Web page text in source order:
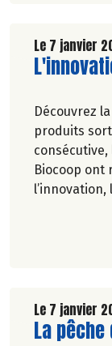
Le 7 janvier
Lire la
Découvrez
produits
consécutive,
Biocoop ont
nominées
produits
Le 7 janvier
Lire la
La